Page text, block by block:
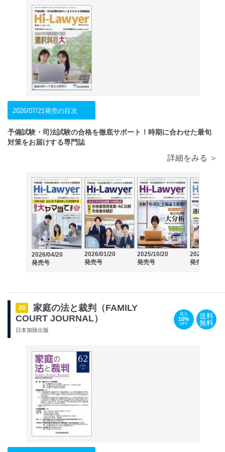
2026/07/21発売の目次
予備試験・司法試験の合格を徹底サポート！時期に合わせた最旬
対策をお届けする専門誌
詳細をみる ＞
2026/04/20
発売号
2026/01/20
発売号
2025/10/20
発売号
2025/07/18
発売号
20
家庭の法と裁判（FAMILY
COURT JOURNAL）
日本加除出版
最大
10%
OFF
送料
無料